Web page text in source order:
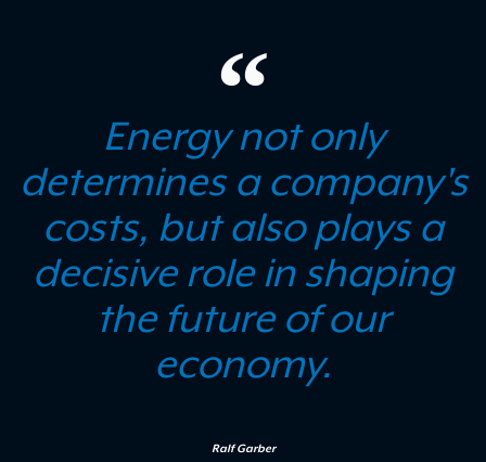
Energy not only
determines a company's
costs, but also plays a
decisive role in shaping
the future of our
economy.
Ralf Garber